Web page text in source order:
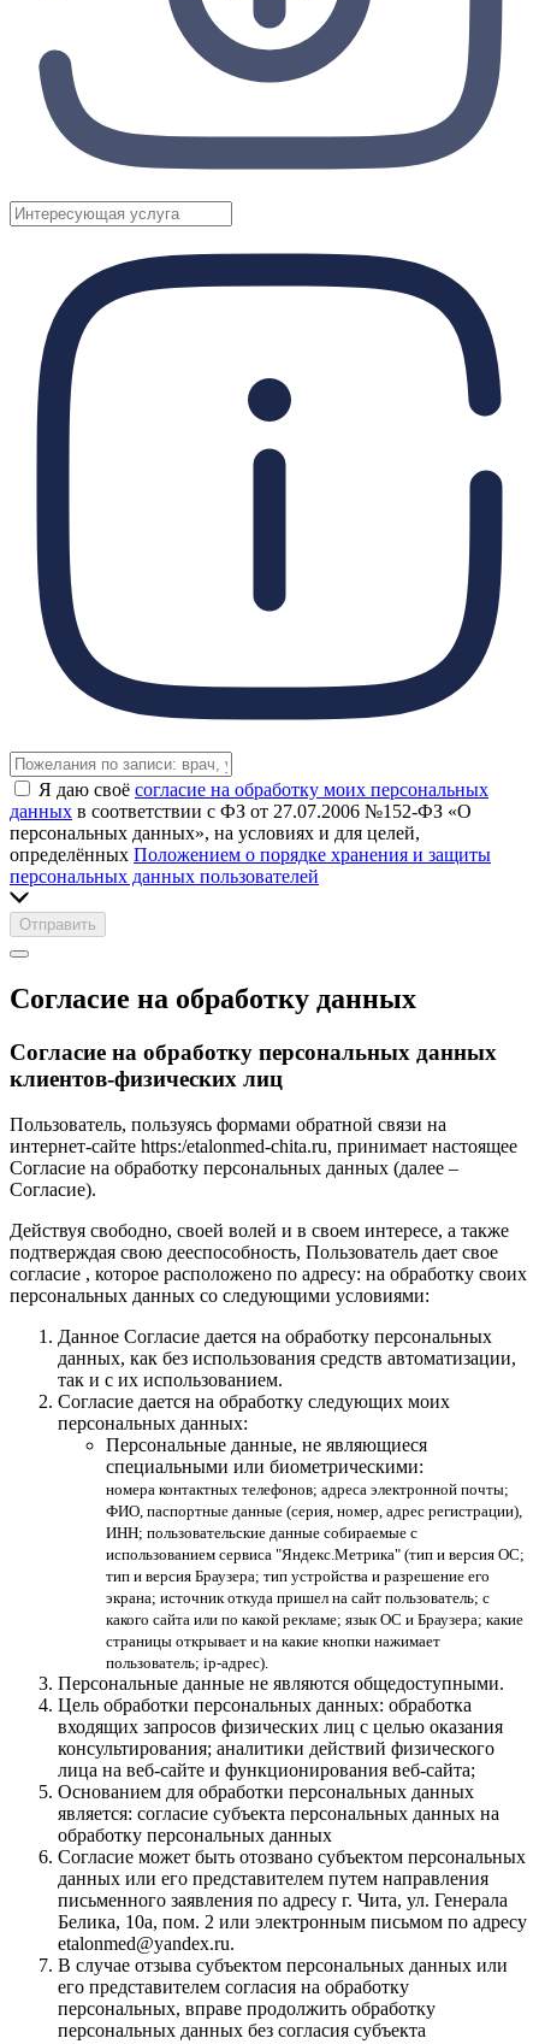
Я даю своё согласие на обработку моих персональных
данных в соответствии с ФЗ от 27.07.2006 №152-ФЗ «О
персональных данных», на условиях и для целей,
определённых Положением о порядке хранения и защиты
персональных данных пользователей
Отправить
Согласие на обработку данных
Согласие на обработку персональных данных
клиентов-физических лиц
Пользователь, пользуясь формами обратной связи на
интернет-сайте https:/etalonmed-chita.ru, принимает настоящее
Согласие на обработку персональных данных (далее –
Согласие).
Действуя свободно, своей волей и в своем интересе, а также
подтверждая свою дееспособность, Пользователь дает свое
согласие , которое расположено по адресу: на обработку своих
персональных данных со следующими условиями:
Данное Согласие дается на обработку персональных
данных, как без использования средств автоматизации,
так и с их использованием.
Согласие дается на обработку следующих моих
персональных данных:
Персональные данные, не являющиеся
специальными или биометрическими:
номера контактных телефонов; адреса электронной почты;
ФИО, паспортные данные (серия, номер, адрес регистрации),
ИНН; пользовательские данные собираемые с
использованием сервиса "Яндекс.Метрика" (тип и версия ОС;
тип и версия Браузера; тип устройства и разрешение его
экрана; источник откуда пришел на сайт пользователь; с
какого сайта или по какой рекламе; язык ОС и Браузера; какие
страницы открывает и на какие кнопки нажимает
пользователь; ip-адрес).
Персональные данные не являются общедоступными.
Цель обработки персональных данных: обработка
входящих запросов физических лиц с целью оказания
консультирования; аналитики действий физического
лица на веб-сайте и функционирования веб-сайта;
Основанием для обработки персональных данных
является: согласие субъекта персональных данных на
обработку персональных данных
Согласие может быть отозвано субъектом персональных
данных или его представителем путем направления
письменного заявления по адресу г. Чита, ул. Генерала
Белика, 10а, пом. 2 или электронным письмом по адресу
etalonmed@yandex.ru.
В случае отзыва субъектом персональных данных или
его представителем согласия на обработку
персональных, вправе продолжить обработку
персональных данных без согласия субъекта